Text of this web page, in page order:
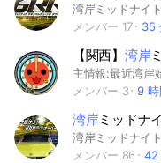
メンバー 17
35
【関西】 湾岸
メンバー 3
9
湾岸ミッドナ
湾岸ミッドナイ
メンバー 86
42